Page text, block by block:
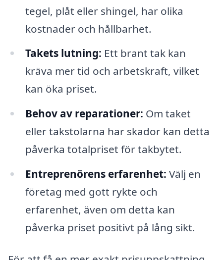
tegel, plåt eller shingel, har olika
kostnader och hållbarhet.
Takets lutning: Ett brant tak kan
kräva mer tid och arbetskraft, vilket
kan öka priset.
Behov av reparationer: Om taket
eller takstolarna har skador kan detta
påverka totalpriset för takbytet.
Entreprenörens erfarenhet: Välj en
företag med gott rykte och
erfarenhet, även om detta kan
påverka priset positivt på lång sikt.